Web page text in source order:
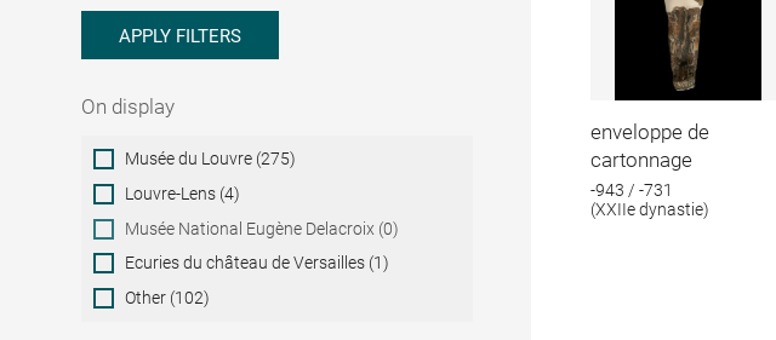
APPLY FILTERS
On display
On
display
Musée du Louvre (275)
Louvre-Lens (4)
Musée National Eugène Delacroix (0)
Ecuries du château de Versailles (1)
Other (102)
enveloppe de
cartonnage
-943 / -731
(XXIIe dynastie)